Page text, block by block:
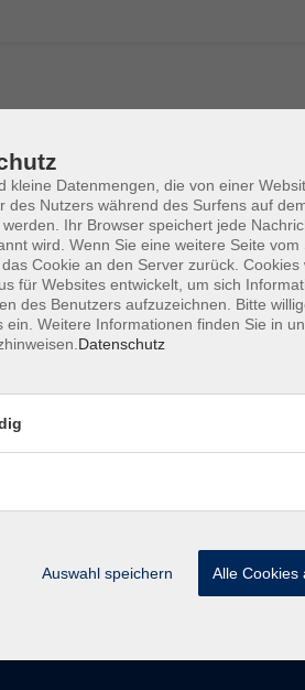
Kontakt Anfahrt AGB/Widerruf
Leben
kleine Datenmengen, die von einer
des Nutzers während des Surfens auf
Ihr Browser speichert jede
wird. Wenn Sie eine weitere Seite
Cookie an den Server zurück.
für Websites entwickelt, um sich
des Benutzers aufzuzeichnen. Bitte
ein. Weitere Informationen finden Sie in
Datenschutz
Auswahl speichern Alle Cookies